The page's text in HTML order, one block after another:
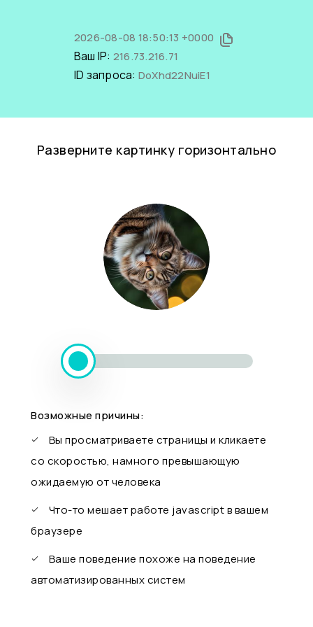
2026-08-08 18:50:13 +0000
Ваш IP: 216.73.216.71
ID запроса: DoXhd22NuiE1
Разверните картинку горизонтально
Возможные причины:
Вы просматриваете страницы и кликаете
со скоростью, намного превышающую
ожидаемую от человека
Что-то мешает работе javascript в вашем
браузере
Ваше поведение похоже на поведение
автоматизированных систем